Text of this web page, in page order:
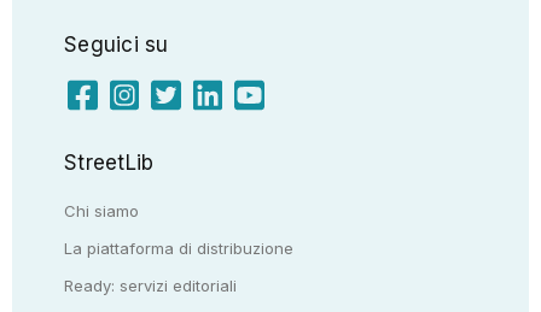
Seguici su
StreetLib
Chi siamo
La piattaforma di distribuzione
Ready: servizi editoriali